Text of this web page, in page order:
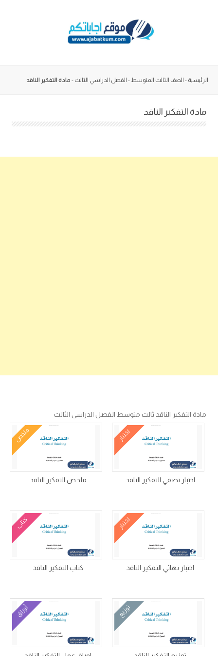
الرئيسية - الصف الثالث المتوسط - الفصل الدراسي الثالث - مادة التفكير الناقد
مادة التفكير الناقد
مادة التفكير الناقد ثالث متوسط الفصل الدراسي الثالث
اختبار
اختبار نصفي التفكير الناقد
ملخص
ملخص التفكير الناقد
اختبار
اختبار نهائي التفكير الناقد
كتاب
كتاب التفكير الناقد
توزيع أوراق